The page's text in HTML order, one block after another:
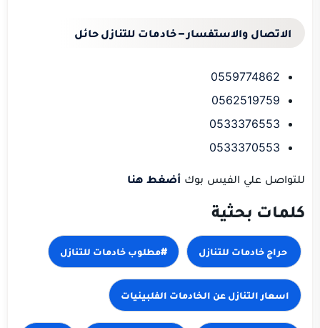
الاتصال والاستفسار – خادمات للتنازل حائل
0559774862
0562519759
0533376553
0533370553
للتواصل علي الفيس بوك أضغط هنا
كلمات بحثية
#مطلوب خادمات للتنازل